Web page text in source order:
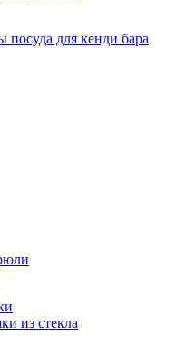
для кенди бара
из стекла